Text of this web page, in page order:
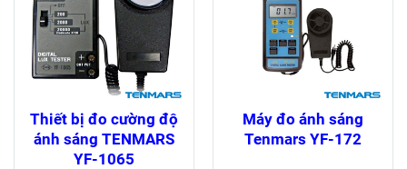
Thiết bị đo cường độ
ánh sáng TENMARS
YF-1065
Máy đo ánh sáng
Tenmars YF-172